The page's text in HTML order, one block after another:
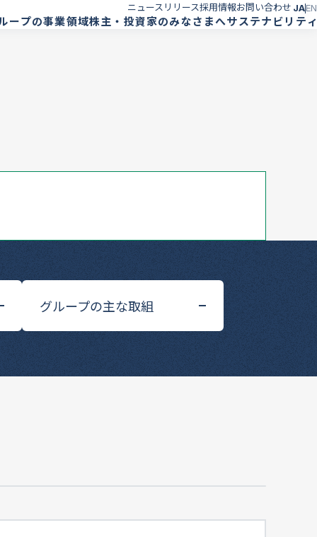
ニュースリリース採用情報お問い合わせ JAEN
ープの事業領域株主・投資家のみなさまへサステナビリテ
グループの主な取組